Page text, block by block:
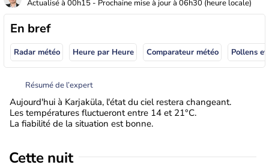
Actualisé à 00h15 - Prochaine mise à jour à 06h30 (heure locale)
En bref
Radar météo Heure par Heure Comparateur météo Pollens
Résumé de l’expert
Aujourd'hui à Karjaküla, l'état du ciel restera changeant.
Les températures fluctueront entre 14 et 21°C.
La fiabilité de la situation est bonne.
Cette nuit